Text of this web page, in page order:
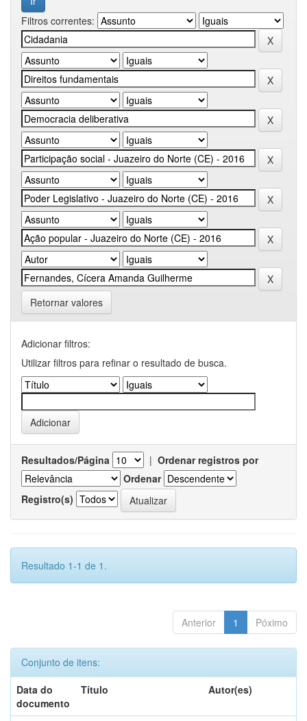
Filtros correntes:
Retornar valores
Adicionar filtros:
Utilizar filtros para refinar o resultado de busca.
Resultados/Página | Ordenar registros por
Ordenar
Registro(s)
Resultado 1-1 de 1.
Anterior 1 Póximo
Conjunto de itens:
Data do
documento
Título Autor(es)